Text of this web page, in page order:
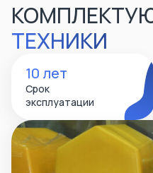
Продукция
Промышленные емкости
Емкости для воды
Сельскохозяйственные
Домики для телят
Хозяйственные емкости
Строительные и
Решения для
Агропромышленному
Химической
Производственной
Коммунальным
Строительным
Логистическим
О компании
Блог
Контакты
ТЕХНИКИ
10 лет
Срок
эксплуатации